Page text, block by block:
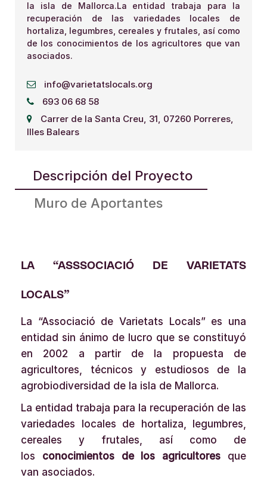
Descripción del Proyecto
Muro de Aportantes
LA “ASSSOCIACIÓ DE VARIETATS
LOCALS”
La “Associació de Varietats Locals” es una
entidad sin ánimo de lucro que se constituyó
en 2002 a partir de la propuesta de
agricultores, técnicos y estudiosos de la
agrobiodiversidad de la isla de Mallorca.
La entidad trabaja para la recuperación de las
variedades locales de hortaliza, legumbres,
cereales y frutales, así como de
los conocimientos de los agricultores que
van asociados.
la isla de Mallorca.La entidad trabaja para la
recuperación de las variedades locales de
hortaliza, legumbres, cereales y frutales, así como
de los conocimientos de los agricultores que van
asociados.
info@varietatslocals.org
693 06 68 58
Carrer de la Santa Creu, 31, 07260 Porreres,
Illes Balears